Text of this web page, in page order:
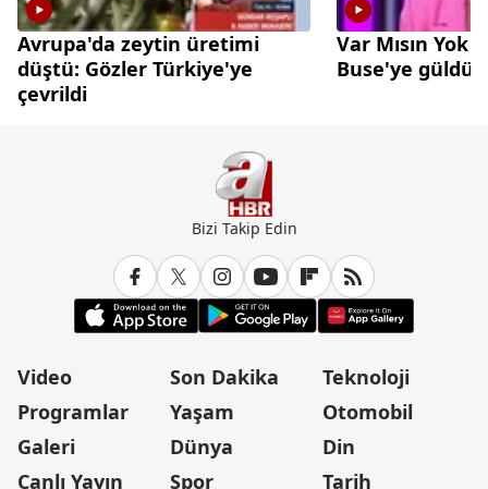
Avrupa'da zeytin üretimi
düştü: Gözler Türkiye'ye
çevrildi
Var Mısın Yok
Buse'ye güldü
Bizi Takip Edin
Video
Programlar
Galeri
Canlı Yayın
Son Dakika
Yaşam
Dünya
Spor
Teknoloji
Otomobil
Din
Tarih